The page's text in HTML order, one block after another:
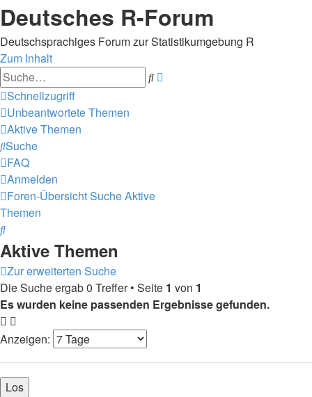
Deutsches R-Forum
Deutschsprachiges Forum zur Statistikumgebung R
Zum Inhalt
Suche
Schnellzugriff
Unbeantwortete Themen
Aktive Themen
Suche
FAQ
Anmelden
Foren-ÜbersichtSucheAktive
Themen
Suche
Aktive Themen
Zur erweiterten Suche
Die Suche ergab 0 Treffer • Seite 1 von 1
Es wurden keine passenden Ergebnisse gefunden.
Anzeigen: